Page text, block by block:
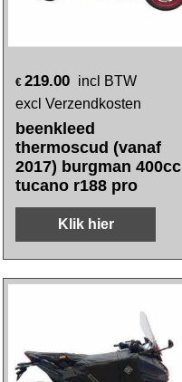
€ 219.00 incl BTW
excl Verzendkosten
beenkleed
thermoscud (vanaf
2017) burgman 400cc
tucano r188 pro
Klik hier